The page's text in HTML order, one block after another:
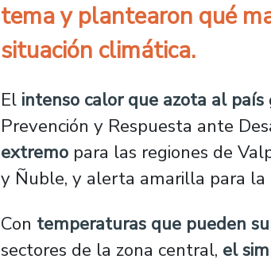
tema y plantearon qué
situación climática.
El intenso calor que azota al país
Prevención y Respuesta ante
extremo para las regiones de
y Ñuble, y alerta amarilla para la
Con temperaturas que pueden
sectores de la zona central, el